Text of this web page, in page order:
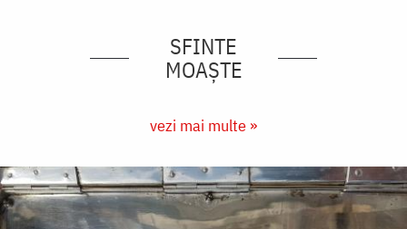
SFINTE
MOAȘTE
vezi mai multe »